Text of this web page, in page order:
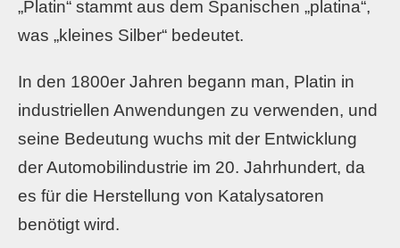
„Platin“ stammt aus dem Spanischen „platina“,
was „kleines Silber“ bedeutet.
In den 1800er Jahren begann man, Platin in
industriellen Anwendungen zu verwenden, und
seine Bedeutung wuchs mit der Entwicklung
der Automobilindustrie im 20. Jahrhundert, da
es für die Herstellung von Katalysatoren
benötigt wird.